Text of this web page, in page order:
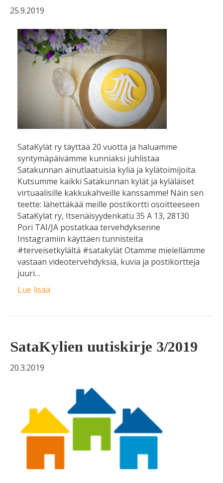
25.9.2019
SataKylät ry täyttää 20 vuotta ja haluamme
syntymäpäivämme kunniaksi juhlistaa
Satakunnan ainutlaatuisia kyliä ja kylätoimijoita.
Kutsumme kaikki Satakunnan kylät ja kyläläiset
virtuaalisille kakkukahveille kanssamme! Näin sen
teette: lähettäkää meille postikortti osoitteeseen
SataKylät ry, Itsenäisyydenkatu 35 A 13, 28130
Pori TAI/JA postatkaa tervehdyksenne
Instagramiin käyttäen tunnisteita
#terveisetkylältä #satakylät Otamme mielellämme
vastaan videotervehdyksiä, kuvia ja postikortteja
juuri…
Lue lisää
SataKylien uutiskirje 3/2019
20.3.2019